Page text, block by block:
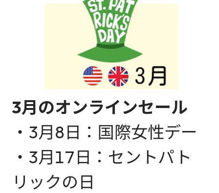
3月のオンラインセール
・3月8日：国際女性デー
・3月17日：セントパト
リックの日